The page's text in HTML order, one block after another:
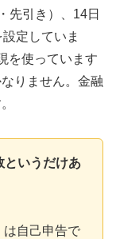
先引き）、14日
定していま
を使っています
りません。金融
というだけあ
は自己申告で